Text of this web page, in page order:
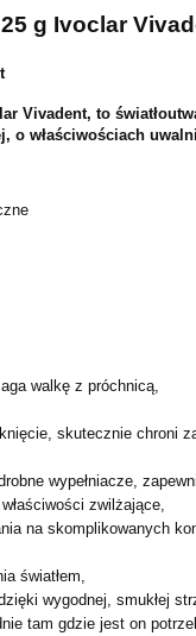
g Ivoclar
Vivadent, to
o właściwościach
walkę z próchnicą,
skutecznie chroni
wypełniacze,
zwilżające,
na skomplikowanych
światłem,
wygodnej, smukłej
tam gdzie jest on